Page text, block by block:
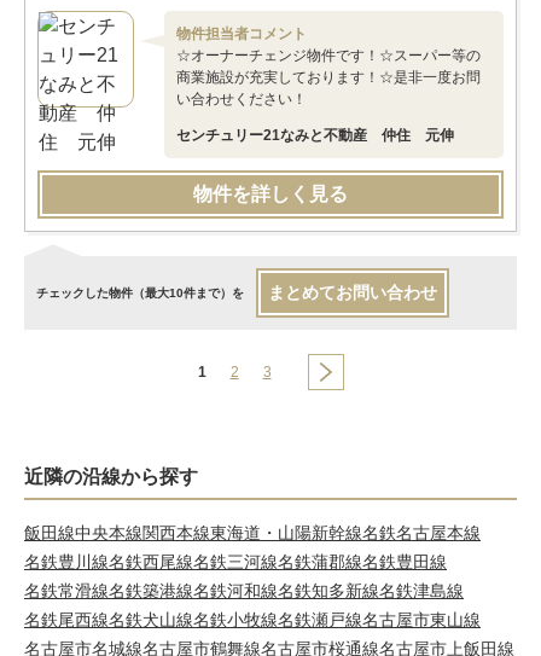
物件担当者コメント
☆オーナーチェンジ物件です！☆スーパー等の
商業施設が充実しております！☆是非一度お問
い合わせください！
センチュリー21なみと不動産 仲住 元伸
物件を詳しく見る
チェックした物件（最大10件まで）を まとめてお問い合わせ
1 2 3
近隣の沿線から探す
飯田線中央本線関西本線東海道・山陽新幹線名鉄名古屋本線
名鉄豊川線名鉄西尾線名鉄三河線名鉄蒲郡線名鉄豊田線
名鉄常滑線名鉄築港線名鉄河和線名鉄知多新線名鉄津島線
名鉄尾西線名鉄犬山線名鉄小牧線名鉄瀬戸線名古屋市東山線
名古屋市名城線名古屋市鶴舞線名古屋市桜通線名古屋市上飯田線